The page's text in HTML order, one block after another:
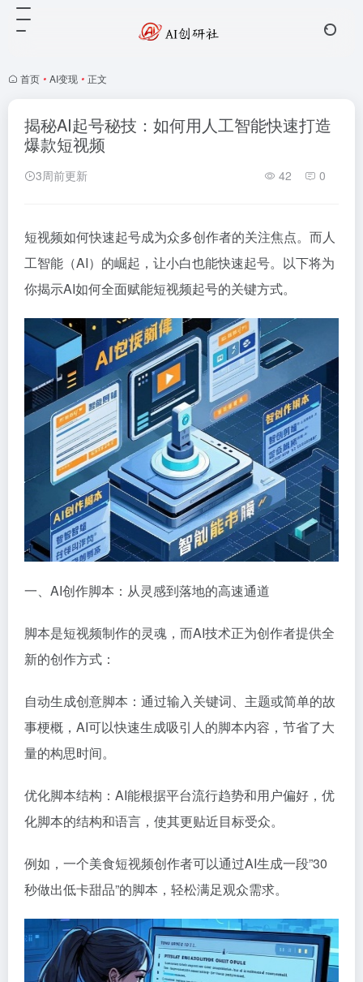
首页 • AI变现 • 正文
揭秘AI起号秘技：如何用人工智能快速打造
爆款短视频
3周前更新 42 0
短视频如何快速起号成为众多创作者的关注焦点。而人
工智能（AI）的崛起，让小白也能快速起号。以下将为
你揭示AI如何全面赋能短视频起号的关键方式。
一、AI创作脚本：从灵感到落地的高速通道
脚本是短视频制作的灵魂，而AI技术正为创作者提供全
新的创作方式：
自动生成创意脚本：通过输入关键词、主题或简单的故
事梗概，AI可以快速生成吸引人的脚本内容，节省了大
量的构思时间。
优化脚本结构：AI能根据平台流行趋势和用户偏好，优
化脚本的结构和语言，使其更贴近目标受众。
例如，一个美食短视频创作者可以通过AI生成一段”30
秒做出低卡甜品”的脚本，轻松满足观众需求。